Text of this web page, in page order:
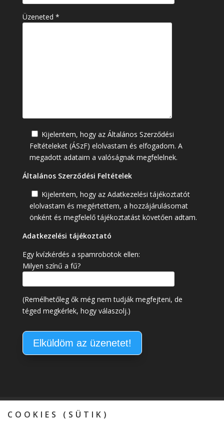
COOKIES (SÜTIK)
Üzeneted *
Kijelentem, hogy az Általános Szerződési
Feltételeket (ÁSzF) elolvastam és elfogadom. A
megadott adataim a valóságnak megfelelnek.
Általános Szerződési Feltételek
Kijelentem, hogy az Adatkezelési tájékoztatót
elolvastam és megértettem, a hozzájárulásomat
önként és megfelelő tájékoztatást követően adtam.
Adatkezelési tájékoztató
Egy kvízkérdés a spamrobotok ellen:
Milyen színű a fű?
(Remélhetőleg ők még nem tudják megfejteni, de
téged megkérlek, hogy válaszolj.)
Kapcsolat
Általános Szerződési Feltételek
Adatkezelési tájékoztató